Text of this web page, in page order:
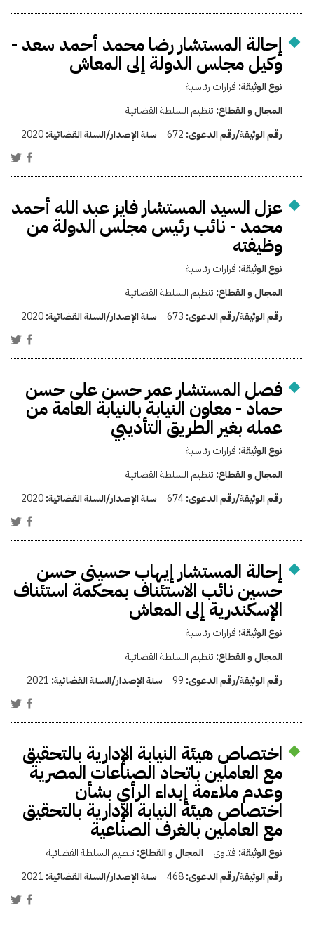
إحالة المستشار رضا محمد أحمد سعد -
وكيل مجلس الدولة إلى المعاش
نوع الوثيقة: قرارات رئاسية
المجال و القطاع: تنظيم السلطة القضائية
رقم الوثيقة/رقم الدعوى: 672 سنة الإصدار/السنة القضائية:2020
عزل السيد المستشار فايز عبد الله أحمد
محمد - نائب رئيس مجلس الدولة من
وظيفته
نوع الوثيقة: قرارات رئاسية
المجال و القطاع: تنظيم السلطة القضائية
رقم الوثيقة/رقم الدعوى: 673 سنة الإصدار/السنة القضائية:2020
فصل المستشار عمر حسن على حسن
حماد - معاون النيابة بالنيابة العامة من
عمله بغير الطريق التأديبي
نوع الوثيقة: قرارات رئاسية
المجال و القطاع: تنظيم السلطة القضائية
رقم الوثيقة/رقم الدعوى:674 سنة الإصدار/السنة القضائية:2020
إحالة المستشار إيهاب حسينى حسن
حسين نائب الاستئناف بمحكمة استئناف
الإسكندرية إلى المعاش
نوع الوثيقة: قرارات رئاسية
المجال و القطاع: تنظيم السلطة القضائية
رقم الوثيقة/رقم الدعوى: 99 سنة الإصدار/السنة القضائية: 2021
اختصاص هيئة النيابة الإدارية بالتحقيق
مع العاملين باتحاد الصناعات المصرية
وعدم ملاءمة إبداء الرأي بشأن
اختصاص هيئة النيابة الإدارية بالتحقيق
مع العاملين بالغرف الصناعية
نوع الوثيقة: فتاوى المجال و القطاع: تنظيم السلطة القضائية
رقم الوثيقة/رقم الدعوى:468 سنة الإصدار/السنة القضائية: 2021